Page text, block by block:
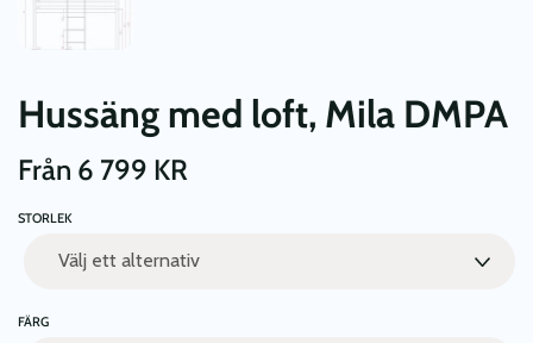
Hussäng med loft, Mila DMPA
Från 6 799 KR
STORLEK
FÄRG